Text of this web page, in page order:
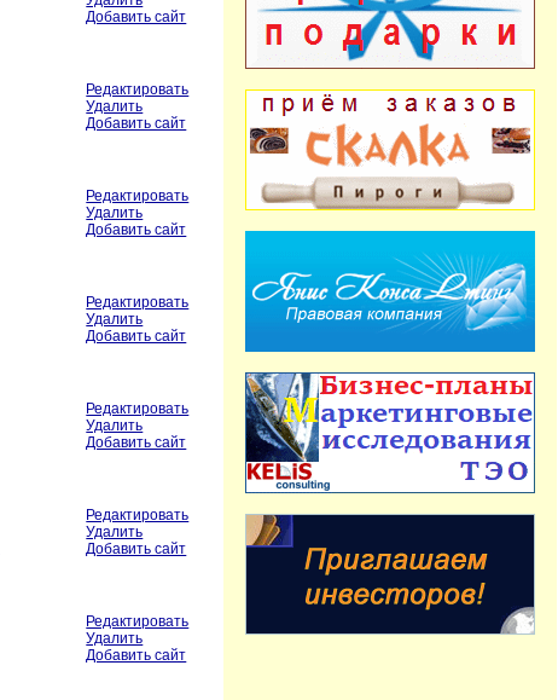
Добавить сайт
Редактировать
Удалить
Добавить сайт
Редактировать
Удалить
Добавить сайт
Редактировать
Удалить
Добавить сайт
Редактировать
Удалить
Добавить сайт
Редактировать
Удалить
Добавить сайт
Редактировать
Удалить
Добавить сайт